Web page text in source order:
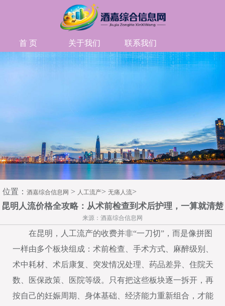
首 页 关于我们 联系我们
位置： 酒嘉综合信息网 > 人工流产> 无痛人流>
昆明人流价格全攻略：从术前检查到术后护理，一算就清楚
来源：酒嘉综合信息网
在昆明，人工流产的收费并非“一刀切”，而是像拼图
一样由多个板块组成：术前检查、手术方式、麻醉级别、
术中耗材、术后康复、突发情况处理、药品差异、住院天
数、医保政策、医院等级。只有把这些板块逐一拆开，再
按自己的妊娠周期、身体基础、经济能力重新组合，才能